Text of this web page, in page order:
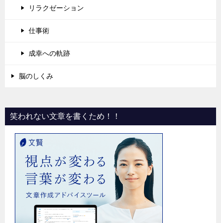
リラクゼーション
仕事術
成幸への軌跡
脳のしくみ
笑われない文章を書くため！！